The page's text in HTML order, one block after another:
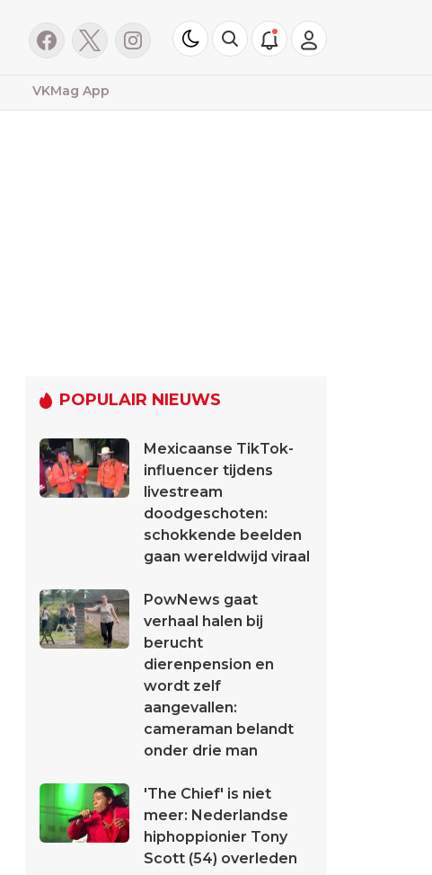
VKMag App
POPULAIR NIEUWS
Mexicaanse TikTok-
influencer tijdens
livestream
doodgeschoten:
schokkende beelden
gaan wereldwijd viraal
PowNews gaat
verhaal halen bij
berucht
dierenpension en
wordt zelf
aangevallen:
cameraman belandt
onder drie man
'The Chief' is niet
meer: Nederlandse
hiphoppionier Tony
Scott (54) overleden